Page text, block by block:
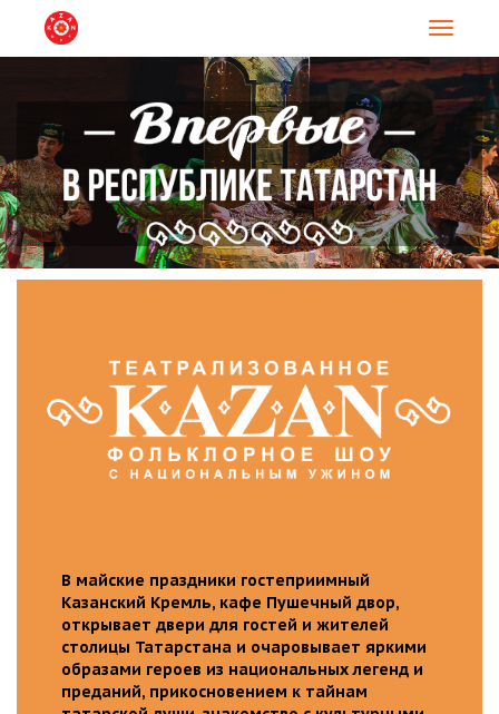
В майские праздники гостеприимный
Казанский Кремль, кафе Пушечный двор,
открывает двери для гостей и жителей
столицы Татарстана и очаровывает яркими
образами героев из национальных легенд и
преданий, прикосновением к тайнам